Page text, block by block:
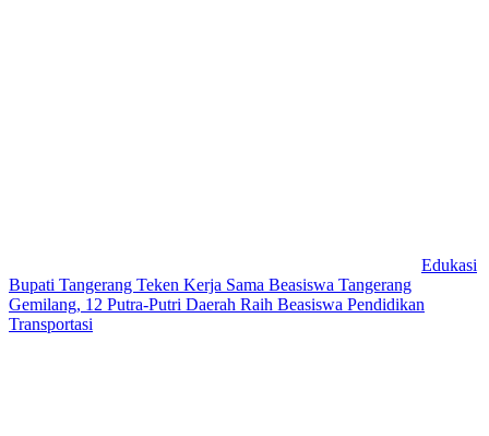
Edukasi
Bupati Tangerang Teken Kerja Sama Beasiswa Tangerang
Gemilang, 12 Putra-Putri Daerah Raih Beasiswa Pendidikan
Transportasi